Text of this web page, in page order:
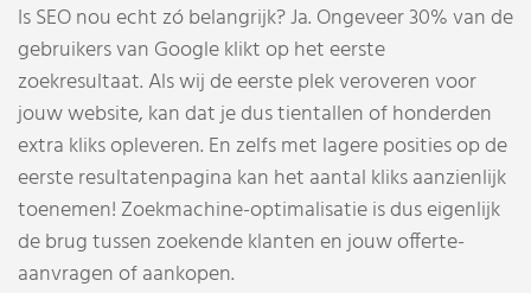
Is SEO nou echt zó belangrijk? Ja. Ongeveer 30% van de
gebruikers van Google klikt op het eerste
zoekresultaat. Als wij de eerste plek veroveren voor
jouw website, kan dat je dus tientallen of honderden
extra kliks opleveren. En zelfs met lagere posities op de
eerste resultatenpagina kan het aantal kliks aanzienlijk
toenemen! Zoekmachine-optimalisatie is dus eigenlijk
de brug tussen zoekende klanten en jouw offerte-
aanvragen of aankopen.